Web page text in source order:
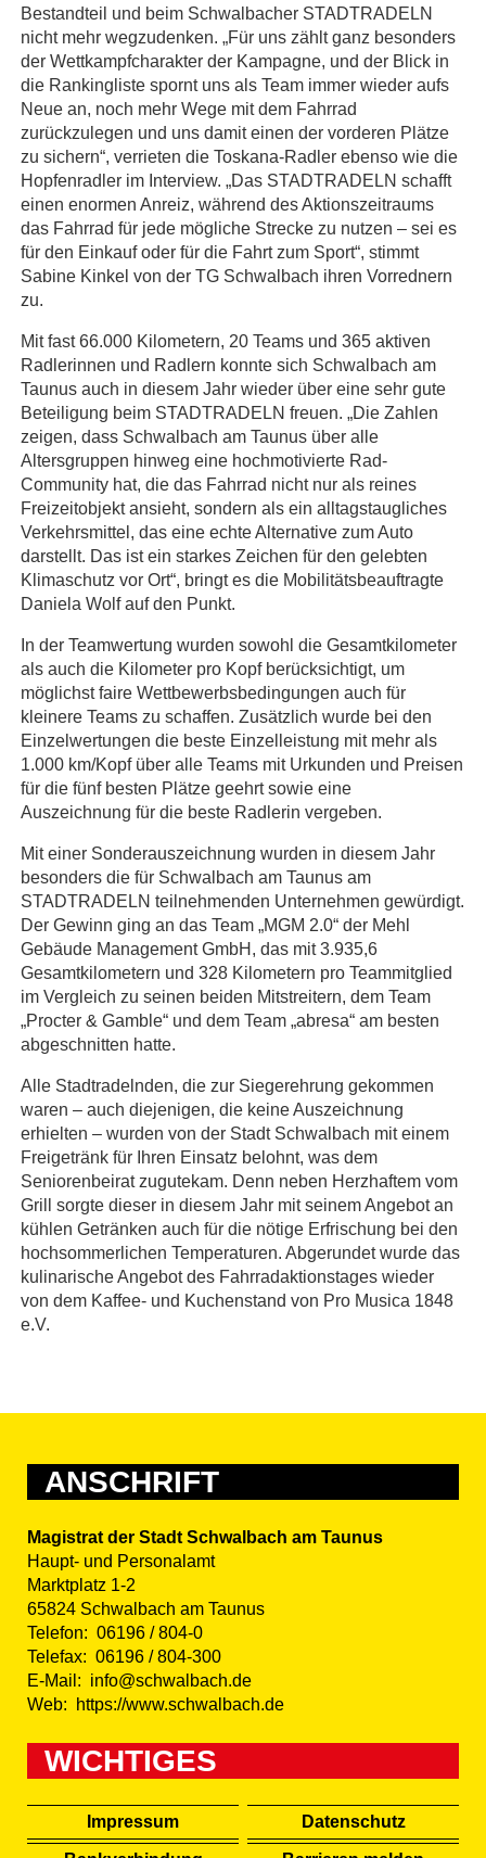
Bestandteil und beim Schwalbacher STADTRADELN
nicht mehr wegzudenken. „Für uns zählt ganz besonders
der Wettkampfcharakter der Kampagne, und der Blick in
die Rankingliste spornt uns als Team immer wieder aufs
Neue an, noch mehr Wege mit dem Fahrrad
zurückzulegen und uns damit einen der vorderen Plätze
zu sichern“, verrieten die Toskana-Radler ebenso wie die
Hopfenradler im Interview. „Das STADTRADELN schafft
einen enormen Anreiz, während des Aktionszeitraums
das Fahrrad für jede mögliche Strecke zu nutzen – sei es
für den Einkauf oder für die Fahrt zum Sport“, stimmt
Sabine Kinkel von der TG Schwalbach ihren Vorrednern
zu.
Mit fast 66.000 Kilometern, 20 Teams und 365 aktiven
Radlerinnen und Radlern konnte sich Schwalbach am
Taunus auch in diesem Jahr wieder über eine sehr gute
Beteiligung beim STADTRADELN freuen. „Die Zahlen
zeigen, dass Schwalbach am Taunus über alle
Altersgruppen hinweg eine hochmotivierte Rad-
Community hat, die das Fahrrad nicht nur als reines
Freizeitobjekt ansieht, sondern als ein alltagstaugliches
Verkehrsmittel, das eine echte Alternative zum Auto
darstellt. Das ist ein starkes Zeichen für den gelebten
Klimaschutz vor Ort“, bringt es die Mobilitätsbeauftragte
Daniela Wolf auf den Punkt.
In der Teamwertung wurden sowohl die Gesamtkilometer
als auch die Kilometer pro Kopf berücksichtigt, um
möglichst faire Wettbewerbsbedingungen auch für
kleinere Teams zu schaffen. Zusätzlich wurde bei den
Einzelwertungen die beste Einzelleistung mit mehr als
1.000 km/Kopf über alle Teams mit Urkunden und Preisen
für die fünf besten Plätze geehrt sowie eine
Auszeichnung für die beste Radlerin vergeben.
Mit einer Sonderauszeichnung wurden in diesem Jahr
besonders die für Schwalbach am Taunus am
STADTRADELN teilnehmenden Unternehmen gewürdigt.
Der Gewinn ging an das Team „MGM 2.0“ der Mehl
Gebäude Management GmbH, das mit 3.935,6
Gesamtkilometern und 328 Kilometern pro Teammitglied
im Vergleich zu seinen beiden Mitstreitern, dem Team
„Procter & Gamble“ und dem Team „abresa“ am besten
abgeschnitten hatte.
Alle Stadtradelnden, die zur Siegerehrung gekommen
waren – auch diejenigen, die keine Auszeichnung
erhielten – wurden von der Stadt Schwalbach mit einem
Freigetränk für Ihren Einsatz belohnt, was dem
Seniorenbeirat zugutekam. Denn neben Herzhaftem vom
Grill sorgte dieser in diesem Jahr mit seinem Angebot an
kühlen Getränken auch für die nötige Erfrischung bei den
hochsommerlichen Temperaturen. Abgerundet wurde das
kulinarische Angebot des Fahrradaktionstages wieder
von dem Kaffee- und Kuchenstand von Pro Musica 1848
e.V.
ANSCHRIFT
Magistrat der Stadt Schwalbach am Taunus
Haupt- und Personalamt
Marktplatz 1-2
65824 Schwalbach am Taunus
Telefon: 06196 / 804-0
Telefax: 06196 / 804-300
E-Mail: info@schwalbach.de
Web:
https://www.schwalbach.de
WICHTIGES
Impressum Datenschutz